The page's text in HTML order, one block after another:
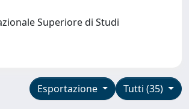
Superiore di Studi
Tutti (35)
Esportazione